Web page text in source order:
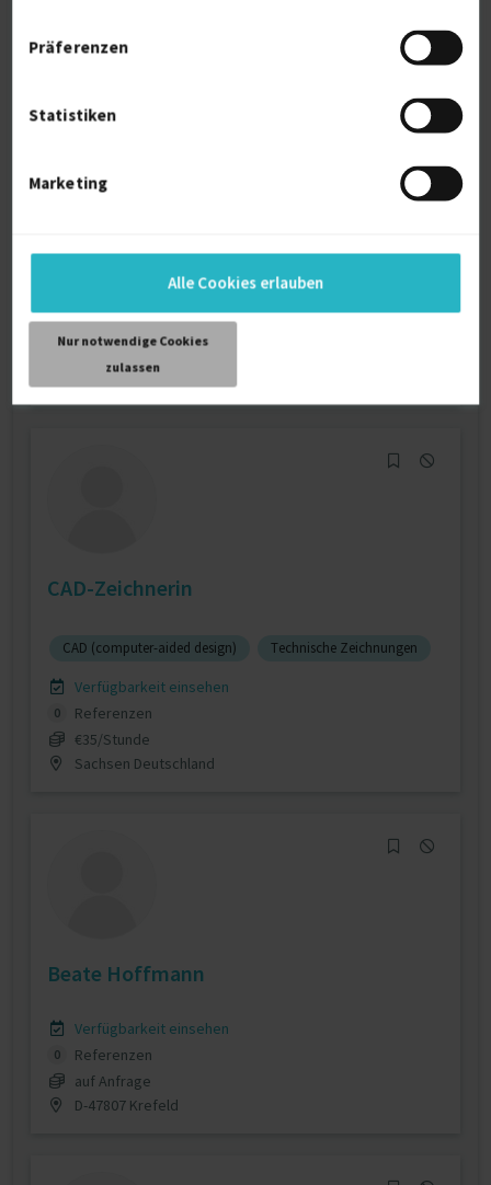
Präferenzen
Statistiken
Marketing
Alle Cookies erlauben
Nur notwendige Cookies
zulassen
ITB-JB
0
Referenzen
€55/Stunde
D-68766 Hockenheim
CAD-Zeichnerin
CAD (computer-aided design) Technische Zeichnungen
Verfügbarkeit einsehen
0
Referenzen
€35/Stunde
Sachsen Deutschland
Beate Hoffmann
Verfügbarkeit einsehen
0
Referenzen
auf Anfrage
D-47807 Krefeld